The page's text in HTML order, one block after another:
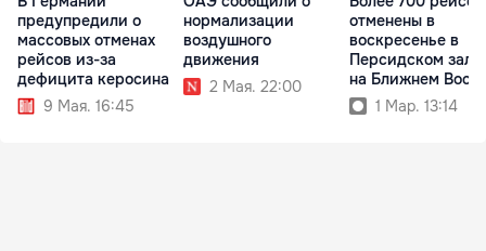
предупредили о
массовых отменах
рейсов из-за
дефицита керосина
9 Мая. 16:45
нормализации
воздушного
движения
2 Мая. 22:00
отменены в
воскресенье в
Персидском
на Ближнем
1 Мар. 13:14